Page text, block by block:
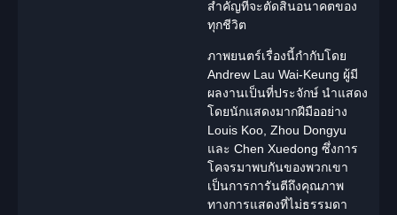
สำคัญที่จะตัดสินอนาคตของ
ทุกชีวิต
ภาพยนตร์เรื่องนี้กำกับโดย
Andrew Lau Wai-Keung ผู้มี
ผลงานเป็นที่ประจักษ์ นำแสดง
โดยนักแสดงมากฝีมืออย่าง
Louis Koo, Zhou Dongyu
และ Chen Xuedong ซึ่งการ
โคจรมาพบกันของพวกเขา
เป็นการการันตีถึงคุณภาพ
ทางการแสดงที่ไม่ธรรมดา